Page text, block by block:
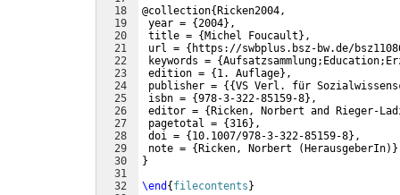
18
19
20
21
22
23
24
25
26
27
28
29
30
31
32
@collection{ Ricken2004,
year = {2004} ,
title = { Michel Foucault } ,
url = { https://swbplus.bsz-bw.de/
keywords = {
edition = { 1. Auflage} ,
publisher = {{VS Verl. für
isbn = {978-3-322-85159-8} ,
editor = { Ricken, Norbert and Rieger-
pagetotal = {316} ,
doi = { 10.1007/978-3-322-85159-8} ,
note = { Ricken, Norbert ( HerausgeberIn)}
}
\end { filecontents }